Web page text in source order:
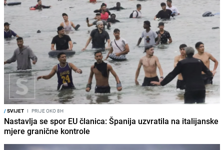
/SVIJET I PRIJE OKO 8H
Nastavlja se spor EU članica: Španija uzvratila na italijanske
mjere granične kontrole